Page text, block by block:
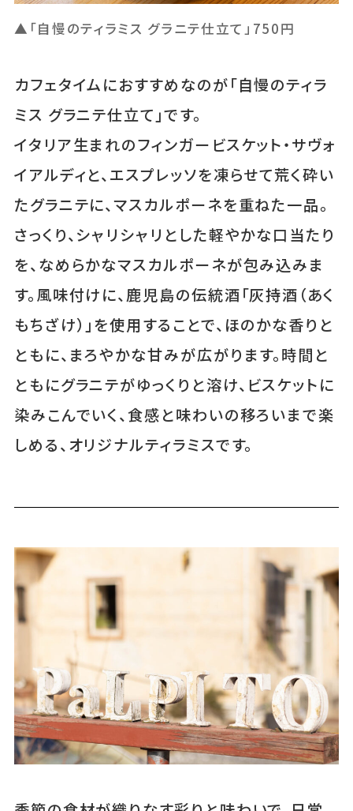
▲「自慢のティラミス グラニテ仕立て」750円
カフェタイムにおすすめなのが「自慢のティラ
ミス グラニテ仕立て」です。
イタリア生まれのフィンガービスケット・サヴォ
イアルディと、エスプレッソを凍らせて荒く砕い
たグラニテに、マスカルポーネを重ねた一品。
さっくり、シャリシャリとした軽やかな口当たり
を、なめらかなマスカルポーネが包み込みま
す。風味付けに、鹿児島の伝統酒「灰持酒（あく
もちざけ）」を使用することで、ほのかな香りと
ともに、まろやかな甘みが広がります。時間と
ともにグラニテがゆっくりと溶け、ビスケットに
染みこんでいく、食感と味わいの移ろいまで楽
しめる、オリジナルティラミスです。